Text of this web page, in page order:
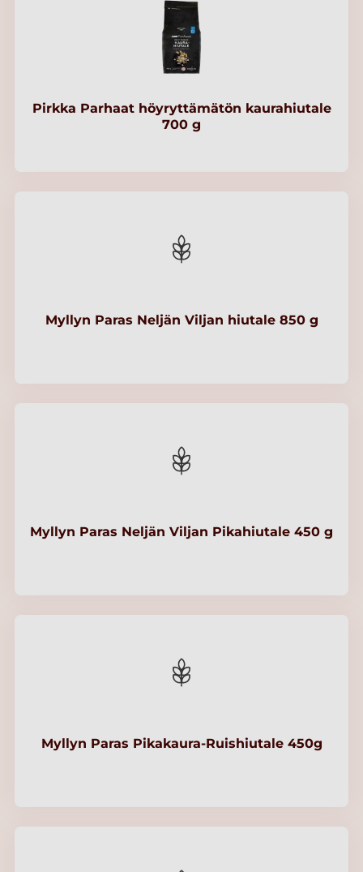
Pirkka Parhaat höyryttämätön kaurahiutale
700 g
Myllyn Paras Neljän Viljan hiutale 850 g
Myllyn Paras Neljän Viljan Pikahiutale 450 g
Myllyn Paras Pikakaura-Ruishiutale 450g